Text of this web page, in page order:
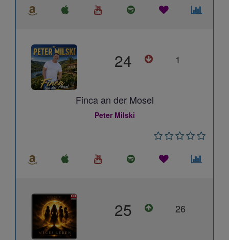
24 1
Finca an der Mosel
Peter Milski
25 26